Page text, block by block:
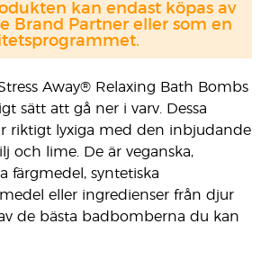
Away® Relaxing Bath Bombs
sätt att gå ner i varv. Dessa
riktigt lyxiga med den inbjudande
och lime. De är veganska,
färgmedel, syntetiska
eller ingredienser från djur
de bästa badbomberna du kan
kan endast köpas av
Brand Partner eller som en